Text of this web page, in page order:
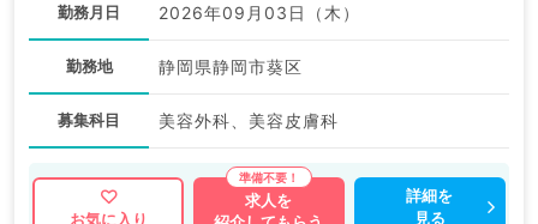
勤務月日 2026年09月03日（木）
勤務地 静岡県静岡市葵区
募集科目 美容外科、美容皮膚科
お気に入り
求人を
詳細を
見る